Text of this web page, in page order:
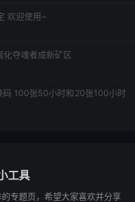
欢迎使用~
化夺魂者成新矿区
码 100张50小时和20张100小时
工具
专题页，希望大家喜欢并分享